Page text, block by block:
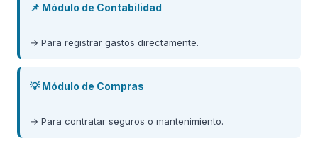
📌 Módulo de Contabilidad
→ Para registrar gastos directamente.
💡 Módulo de Compras
→ Para contratar seguros o mantenimiento.